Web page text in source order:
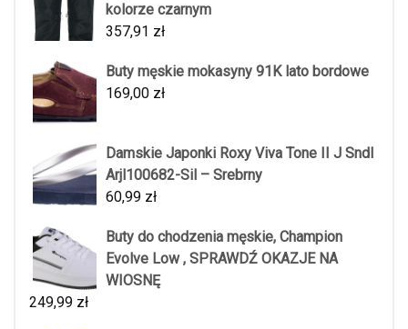
kolorze czarnym
357,91 zł
Buty męskie mokasyny 91K lato bordowe
169,00 zł
Damskie Japonki Roxy Viva Tone II J Sndl
Arjl100682-Sil – Srebrny
60,99 zł
Buty do chodzenia męskie, Champion
Evolve Low , SPRAWDŹ OKAZJE NA
WIOSNĘ
249,99 zł